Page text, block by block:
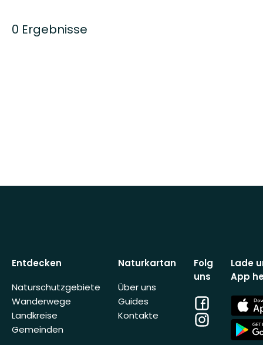
0 Ergebnisse
Entdecken
Naturschutzgebiete
Wanderwege
Landkreise
Gemeinden
Naturkartan
Über uns
Guides
Kontakte
Folg
uns
Facebook
Instagram
Lade
App
App
Store
App
Store